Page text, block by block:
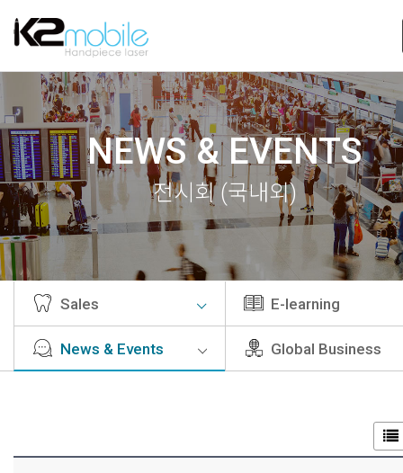
NEWS & EVENTS
전시회 (국내외)
Sales E-learning
News & Events Global Business